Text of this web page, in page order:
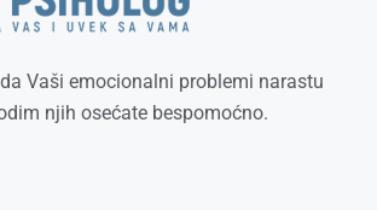
Vaši emocionalni problemi narastu
njih osećate bespomoćno.